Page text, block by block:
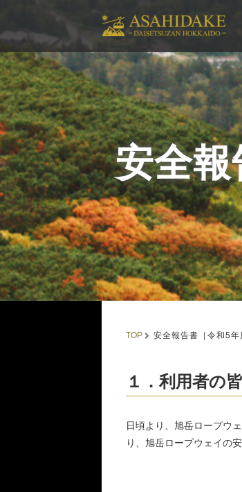
安全
TOP 安全報告書［令和5年
１．利用者の
日頃より、旭岳ロープウ
り、旭岳ロープウェイの